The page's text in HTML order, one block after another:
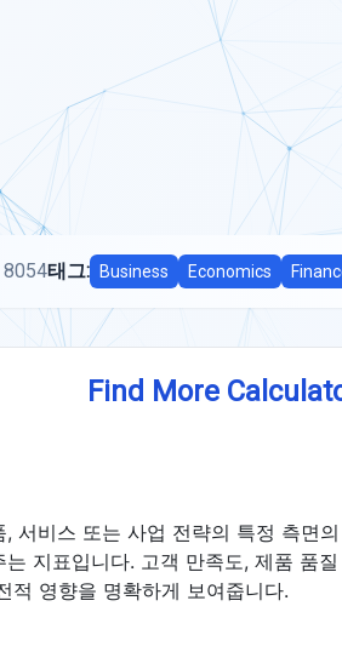
8054태그: Business Economics
Find More
, 서비스 또는 사업 전략의 특정 측면
는 지표입니다. 고객 만족도, 제품 품
적 영향을 명확하게 보여줍니다.